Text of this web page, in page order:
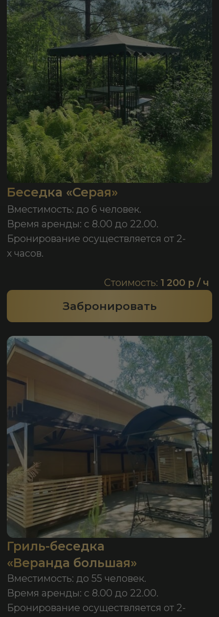
Гриль-беседка
«Веранда малая»
Вместимость: до 22 человек.
Время аренды: с 8.00 до 22.00.
Бронирование осуществляется от 2-
х часов.
Стоимость:1 900 р / ч
Забронировать
Гриль-беседка
«Барбекю-площадка»
Вместимость: до 25 человек.
Время аренды: с 8.00 до 22.00.
Бронирование осуществляется от 2-
Стоимость: 2 400 р / ч
Забронировать
Гриль-беседка
«Зелёная малая»